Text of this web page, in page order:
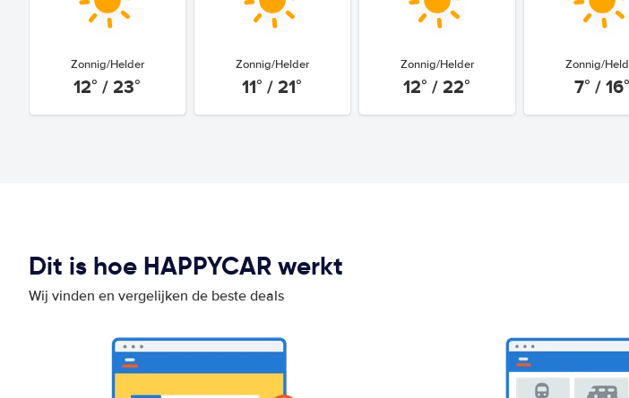
Zonnig/Helder
12° / 23°
Zonnig/Helder
11° / 21°
Zonnig/Helder
12° / 22°
Zonnig/
7° / 16°
Dit is hoe HAPPYCAR werkt
Wij vinden en vergelijken de beste deals